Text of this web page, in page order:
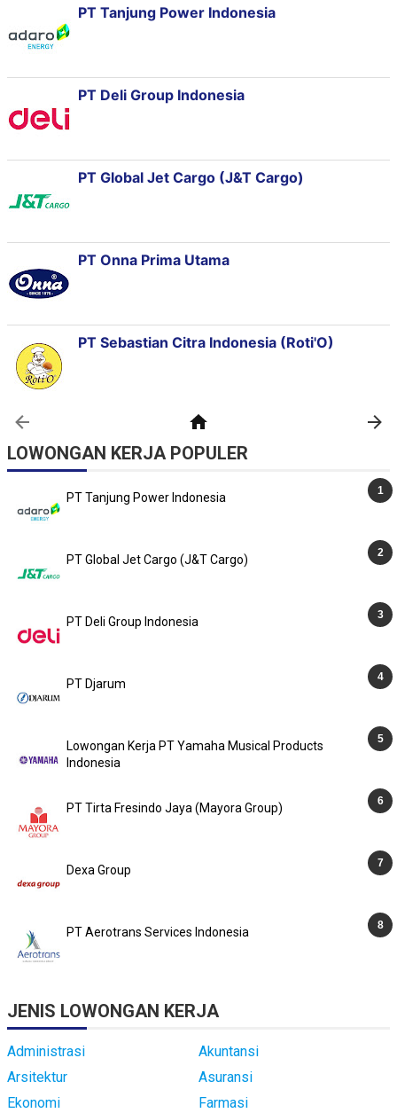
LOWONGAN KERJA POPULER
PT Tanjung Power Indonesia
PT Global Jet Cargo (J&T Cargo)
PT Deli Group Indonesia
PT Djarum
Lowongan Kerja PT Yamaha Musical Products
Indonesia
PT Tirta Fresindo Jaya (Mayora Group)
Dexa Group
PT Aerotrans Services Indonesia
JENIS LOWONGAN KERJA
Administrasi
Akuntansi
Arsitektur
Asuransi
Ekonomi
Farmasi